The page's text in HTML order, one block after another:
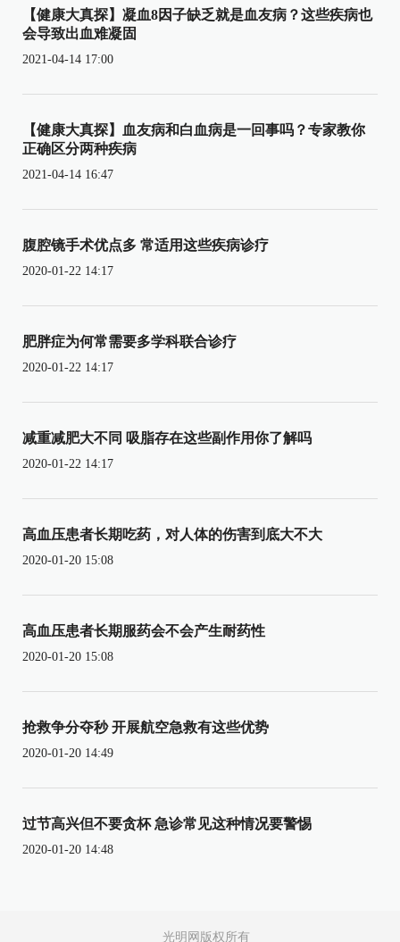
【健康大真探】凝血8因子缺乏就是血友病？这些疾病也
会导致出血难凝固
2021-04-14 17:00
【健康大真探】血友病和白血病是一回事吗？专家教你
正确区分两种疾病
2021-04-14 16:47
腹腔镜手术优点多 常适用这些疾病诊疗
2020-01-22 14:17
肥胖症为何常需要多学科联合诊疗
2020-01-22 14:17
减重减肥大不同 吸脂存在这些副作用你了解吗
2020-01-22 14:17
高血压患者长期吃药，对人体的伤害到底大不大
2020-01-20 15:08
高血压患者长期服药会不会产生耐药性
2020-01-20 15:08
抢救争分夺秒 开展航空急救有这些优势
2020-01-20 14:49
过节高兴但不要贪杯 急诊常见这种情况要警惕
2020-01-20 14:48
光明网版权所有